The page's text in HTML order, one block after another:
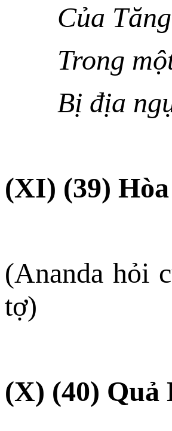
Của Tăng
Trong
Bị địa
(XI) (39)
(Ananda hỏi
tợ)
(X) (40)